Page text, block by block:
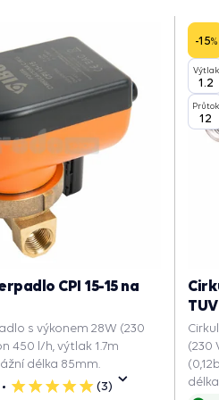
5
(3)
CPI 15-15 na
s výkonem 28W (230
450 l/h, výtlak 1.7m
délka 85mm.
-15%
Výtlak
1.2
Průtok
12
TUV
(230